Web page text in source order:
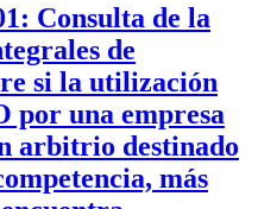
Consulta de la
de
si la utilización
por una empresa
arbitrio destinado
más